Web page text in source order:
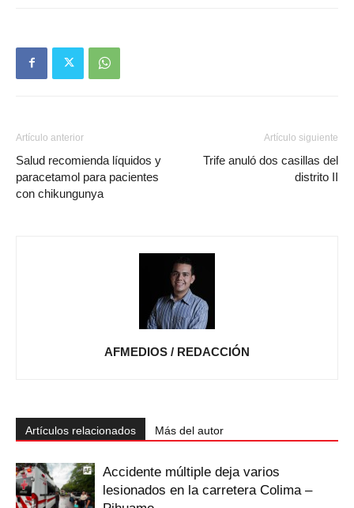
Artículo anterior
Salud recomienda líquidos y
paracetamol para pacientes
con chikungunya
Artículo siguiente
Trife anuló dos casillas del
distrito II
AFMEDIOS / REDACCIÓN
Artículos relacionados Más del autor
Accidente múltiple deja varios
lesionados en la carretera Colima –